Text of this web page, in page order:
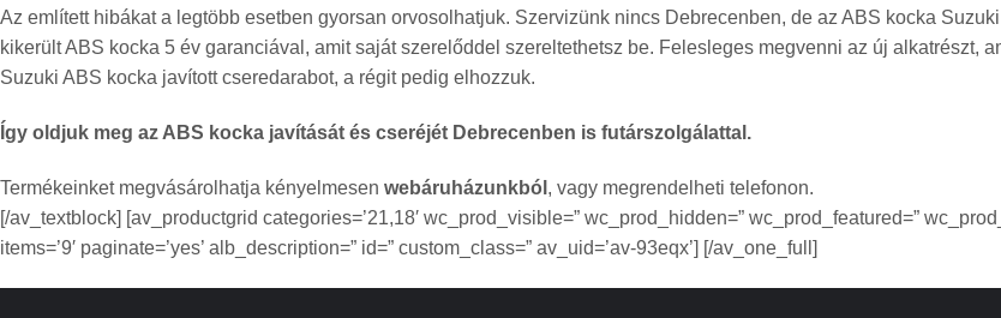
Az említett hibákat a legtöbb esetben gyorsan orvosolhatjuk. Szervizünk nincs Debrecenben, de az ABS kocka
kikerült ABS kocka 5 év garanciával, amit saját szerelőddel szereltethetsz be. Felesleges megvenni az új alkatrészt,
Suzuki ABS kocka javított cseredarabot, a régit pedig elhozzuk.
Így oldjuk meg az ABS kocka javítását és cseréjét Debrecenben is futárszolgálattal.
Termékeinket megvásárolhatja kényelmesen webáruházunkból , vagy megrendelheti telefonon.
[/av_textblock] [av_productgrid categories=’21,18′ wc_prod_visible=” wc_prod_hidden=” wc_prod_featured=”
items=’9′ paginate=’yes’ alb_description=” id=” custom_class=” av_uid=’av-93eqx’] [/av_one_full]